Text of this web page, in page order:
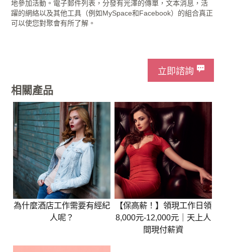
地參加活動。電子郵件列表，分發有光澤的傳單，文本消息，活
躍的網絡以及其他工具（例如MySpace和Facebook）的組合真正
可以使您對聚會有所了解。
立即諮詢
相關產品
為什麼酒店工作需要有經紀
人呢？
【保高薪！】領現工作日領
8,000元-12,000元｜天上人
間現付薪資